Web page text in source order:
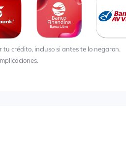
crédito, incluso si antes te lo negaron.